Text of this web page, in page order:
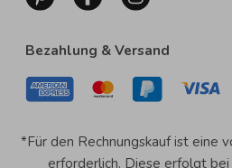
Bezahlung & Versand
*Für den Rechnungskauf ist eine
erforderlich. Diese erfolgt